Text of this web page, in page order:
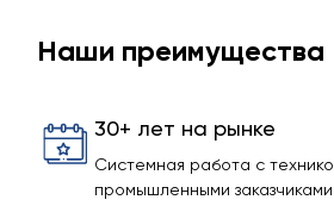
Наши преимущества
30+ лет на рынке
Системная работа с
промышленными заказчиками